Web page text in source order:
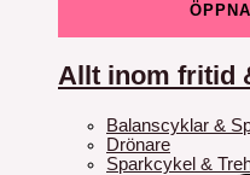
Allt inom fritid
Balanscyklar &
Drönare
Sparkcykel &